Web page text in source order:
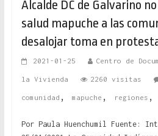
Alcalde DC de Galvarino
salud mapuche a las
desalojar toma en
2021-01-25 Centro de
la Vivienda 2260 visitas
comunidad , mapuche , regiones ,
Por Paula Huenchumil Fuente: